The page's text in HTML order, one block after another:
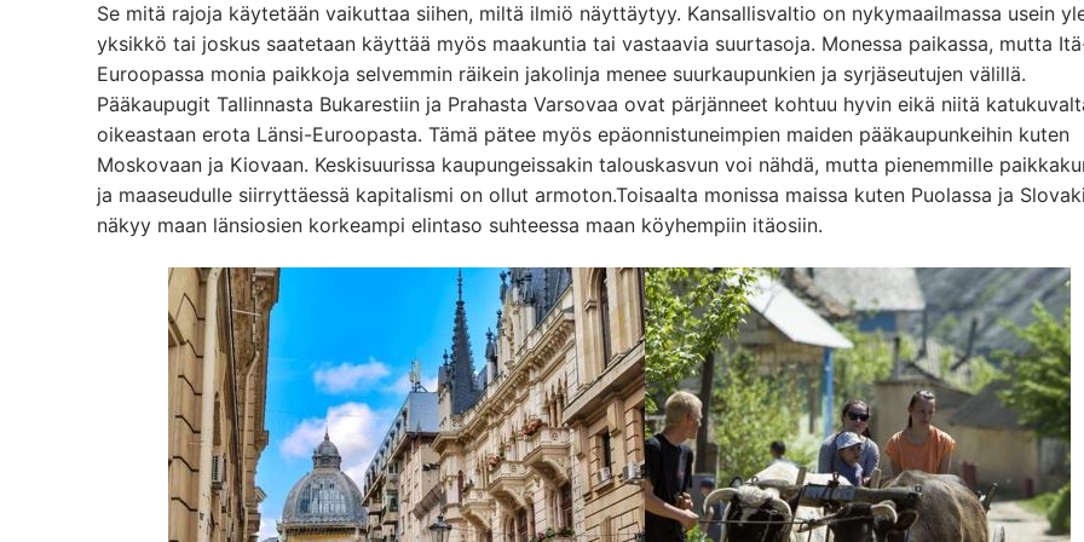
Se mitä rajoja käytetään vaikuttaa siihen, miltä ilmiö näyttäytyy. Kansallisvaltio on nykymaailmassa usein
yksikkö tai joskus saatetaan käyttää myös maakuntia tai vastaavia suurtasoja. Monessa paikassa, mutta
Euroopassa monia paikkoja selvemmin räikein jakolinja menee suurkaupunkien ja syrjäseutujen välillä.
Pääkaupugit Tallinnasta Bukarestiin ja Prahasta Varsovaa ovat pärjänneet kohtuu hyvin eikä niitä
oikeastaan erota Länsi-Euroopasta. Tämä pätee myös epäonnistuneimpien maiden pääkaupunkeihin kuten
Moskovaan ja Kiovaan. Keskisuurissa kaupungeissakin talouskasvun voi nähdä, mutta pienemmille
ja maaseudulle siirryttäessä kapitalismi on ollut armoton.Toisaalta monissa maissa kuten Puolassa ja
näkyy maan länsiosien korkeampi elintaso suhteessa maan köyhempiin itäosiin.